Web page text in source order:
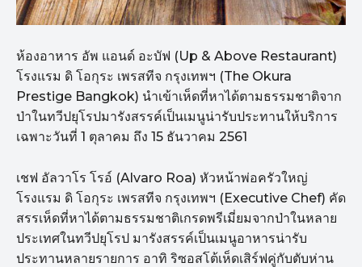
ห้องอาหาร อัพ แอนด์ อะบัฟ (Up & Above Restaurant)
โรงแรม ดิ โอกุระ เพรสทีจ กรุงเทพฯ (The Okura
Prestige Bangkok) นำเข้าเห็ดที่หาได้ตามธรรมชาติจาก
ป่าในทวีปยุโรปมารังสรรค์เป็นเมนูน่ารับประทานให้บริการ
เฉพาะวันที่ 1 ตุลาคม ถึง 15 ธันวาคม 2561
เชฟ อัลวาโร โรอ์ (Alvaro Roa) หัวหน้าพ่อครัวใหญ่
โรงแรม ดิ โอกุระ เพรสทีจ กรุงเทพฯ (Executive Chef) คัด
สรรเห็ดที่หาได้ตามธรรมชาติเกรดพรีเมี่ยมจากป่าในหลาย
ประเทศในทวีปยุโรป มารังสรรค์เป็นเมนูอาหารน่ารับ
ประทานหลายรายการ อาทิ ริซอสโต้เห็ดเสิร์ฟคู่กับตับห่าน